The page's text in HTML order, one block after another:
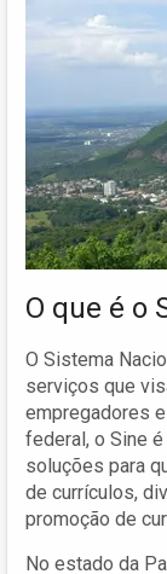
O que é o
O Sistema
serviços que
empregadores
federal, o Sine
soluções para
de currículos,
promoção de
No estado da